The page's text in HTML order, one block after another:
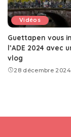
Vidéos
Guettapen vous
l’ADE 2024 avec
vlog
28 décembre 2024